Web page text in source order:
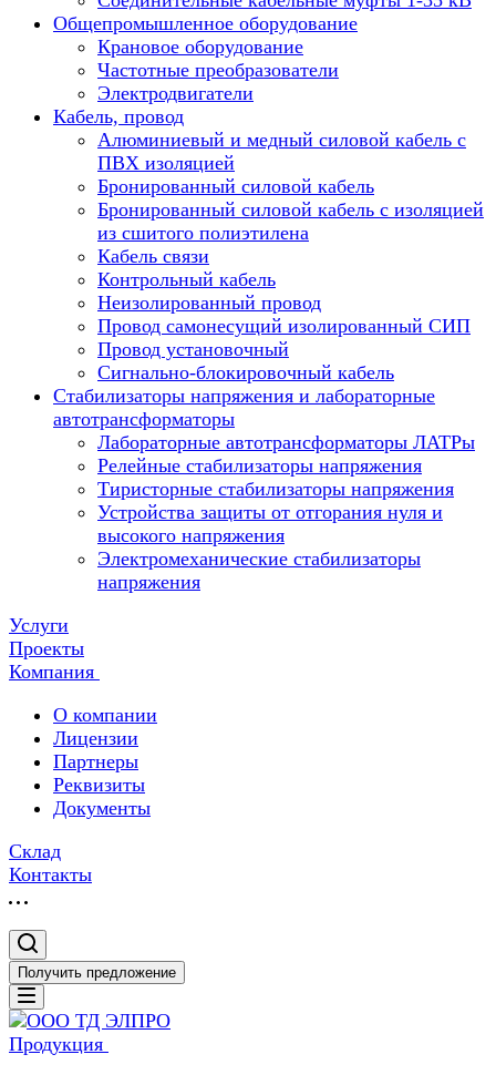
Общепромышленное оборудование
Крановое оборудование
Частотные преобразователи
Электродвигатели
Кабель, провод
Алюминиевый и медный силовой кабель с
ПВХ изоляцией
Бронированный силовой кабель
Бронированный силовой кабель с изоляцией
из сшитого полиэтилена
Кабель связи
Контрольный кабель
Неизолированный провод
Провод самонесущий изолированный СИП
Провод установочный
Сигнально-блокировочный кабель
Стабилизаторы напряжения и лабораторные
автотрансформаторы
Лабораторные автотрансформаторы ЛАТРы
Релейные стабилизаторы напряжения
Тиристорные стабилизаторы напряжения
Устройства защиты от отгорания нуля и
высокого напряжения
Электромеханические стабилизаторы
напряжения
Услуги
Проекты
Компания
О компании
Лицензии
Партнеры
Реквизиты
Документы
Склад
Контакты
Получить предложение
Продукция